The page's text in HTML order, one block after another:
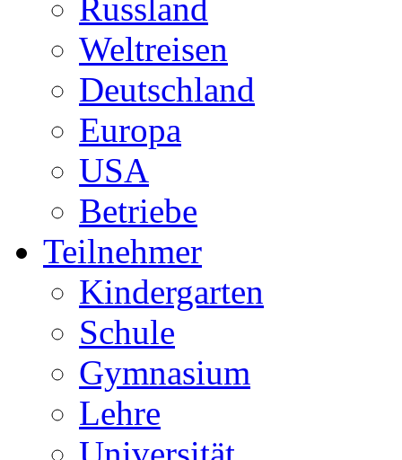
Russland
Weltreisen
Deutschland
Europa
USA
Betriebe
Teilnehmer
Kindergarten
Schule
Gymnasium
Lehre